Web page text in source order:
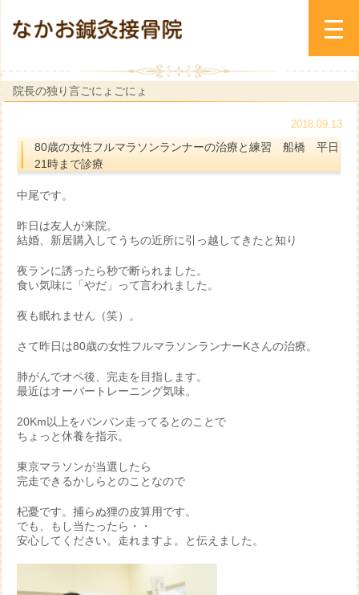
院長の独り言ごにょごにょ
2018.09.13
80歳の女性フルマラソンランナーの治療と練習 船橋 平日
21時まで診療
中尾です。
昨日は友人が来院。
結婚、新居購入してうちの近所に引っ越してきたと知り
夜ランに誘ったら秒で断られました。
食い気味に「やだ」って言われました。
夜も眠れません（笑）。
さて昨日は80歳の女性フルマラソンランナーKさんの治療。
肺がんでオペ後、完走を目指します。
最近はオーバートレーニング気味。
20Km以上をバンバン走ってるとのことで
ちょっと休養を指示。
東京マラソンが当選したら
完走できるかしらとのことなので
杞憂です。捕らぬ狸の皮算用です。
でも、もし当たったら・・
安心してください。走れますよ。と伝えました。